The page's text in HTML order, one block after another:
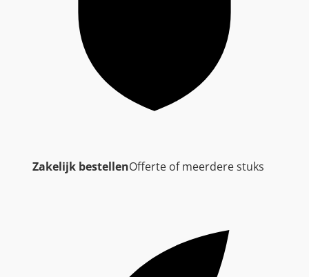
Zakelijk bestellenOfferte of meerdere stuks